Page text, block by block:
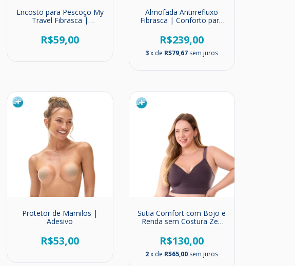
Encosto para Pescoço My
Travel Fibrasca |
R$59,00
Almofada Antirrefluxo
Fibrasca | Conforto para
R$239,00
3x de R$79,67 sem juros
Protetor de Mamilos |
Adesivo
R$53,00
Sutiã Comfort com Bojo e
Renda sem Costura Zee
R$130,00
2x de R$65,00 sem juros